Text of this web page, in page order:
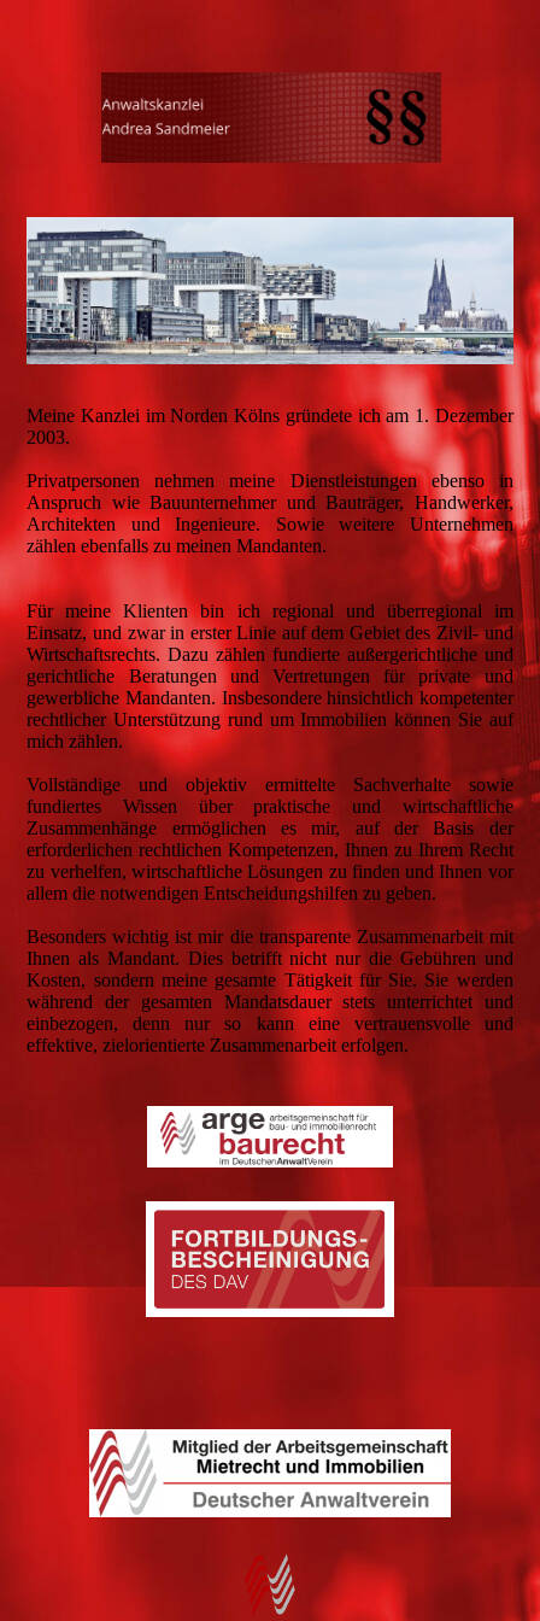
Meine Kanzlei im Norden Kölns gründete ich am 1. Dezember
2003.
Privatpersonen nehmen meine Dienstleistungen ebenso in
Anspruch wie Bauunternehmer und Bauträger, Handwerker,
Architekten und Ingenieure. Sowie weitere Unternehmen
zählen ebenfalls zu meinen Mandanten.
Für meine Klienten bin ich regional und überregional im
Einsatz, und zwar in erster Linie auf dem Gebiet des Zivil- und
Wirtschaftsrechts. Dazu zählen fundierte außergerichtliche und
gerichtliche Beratungen und Vertretungen für private und
gewerbliche Mandanten. Insbesondere hinsichtlich kompetenter
rechtlicher Unterstützung rund um Immobilien können Sie auf
mich zählen.
Vollständige und objektiv ermittelte Sachverhalte sowie
fundiertes Wissen über praktische und wirtschaftliche
Zusammenhänge ermöglichen es mir, auf der Basis der
erforderlichen rechtlichen Kompetenzen, Ihnen zu Ihrem Recht
zu verhelfen, wirtschaftliche Lösungen zu finden und Ihnen vor
allem die notwendigen Entscheidungshilfen zu geben.
Besonders wichtig ist mir die transparente Zusammenarbeit mit
Ihnen als Mandant. Dies betrifft nicht nur die Gebühren und
Kosten, sondern meine gesamte Tätigkeit für Sie. Sie werden
während der gesamten Mandatsdauer stets unterrichtet und
einbezogen, denn nur so kann eine vertrauensvolle und
effektive, zielorientierte Zusammenarbeit erfolgen.